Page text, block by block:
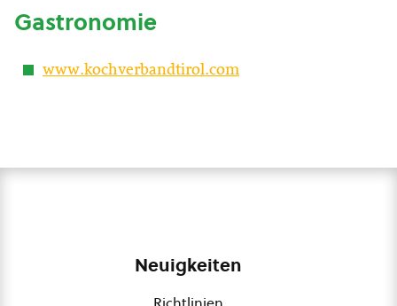
Gastronomie
www.kochverbandtirol.com
Neuigkeiten